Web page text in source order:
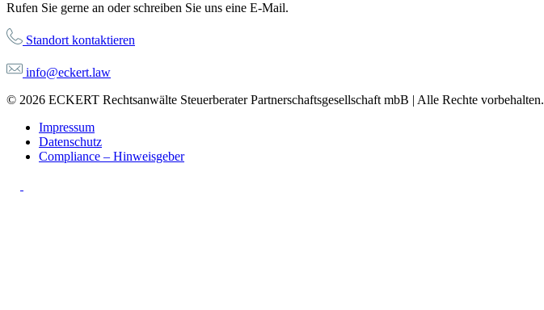
Rufen Sie gerne an oder schreiben Sie uns eine E-Mail.
Standort kontaktieren
info@eckert.law
© 2026 ECKERT Rechtsanwälte Steuerberater Partnerschaftsgesellschaft mbB | Alle Rechte vorbehalten.
Impressum
Datenschutz
Compliance – Hinweisgeber